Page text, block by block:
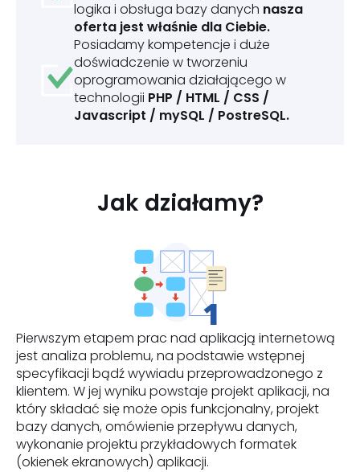
logika i obsługa bazy danych nasza
oferta jest właśnie dla Ciebie.
Posiadamy kompetencje i duże
doświadczenie w tworzeniu
oprogramowania działającego w
technologii PHP / HTML / CSS /
Javascript / mySQL / PostreSQL.
Jak działamy?
Pierwszym etapem prac nad aplikacją internetową
jest analiza problemu, na podstawie wstępnej
specyfikacji bądź wywiadu przeprowadzonego z
klientem. W jej wyniku powstaje projekt aplikacji, na
który składać się może opis funkcjonalny, projekt
bazy danych, omówienie przepływu danych,
wykonanie projektu przykładowych formatek
(okienek ekranowych) aplikacji.